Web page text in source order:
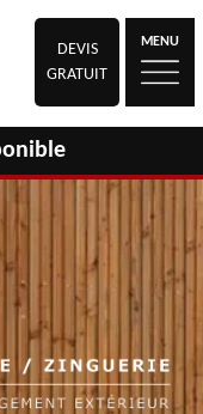
DEVIS
GRATUIT
MENU